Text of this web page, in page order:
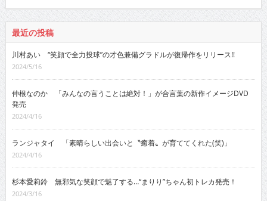
最近の投稿
川村あい “笑顔で全力投球”の才色兼備グラドルが復帰作をリリース!!
2024/5/16
仲根なのか 「みんなの言うことは絶対！」が合言葉の新作イメージDVD
発売
2024/4/16
ランジャタイ 「素晴らしい出会いと〝癒着〟が育ててくれた(笑)」
2024/4/16
杉本愛莉鈴 無邪気な笑顔で魅了する…“まりり”ちゃん初トレカ発売！
2024/3/16